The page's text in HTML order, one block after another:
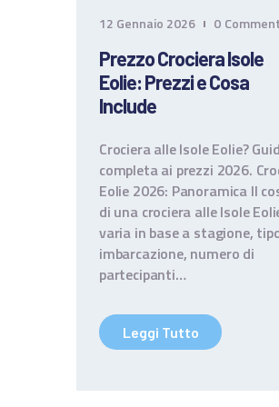
CONTATTI
12 Gennaio 2026 0
Prezzo Crociera Isole
Eolie: Prezzi e Cosa
Include
Crociera alle Isole Eolie?
completa ai prezzi 2026.
Eolie 2026: Panoramica ll
di una crociera alle Isole
varia in base a stagione,
imbarcazione, numero di
partecipanti…
Leggi Tutto